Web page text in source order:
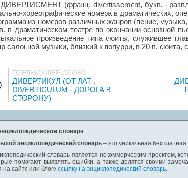
ДИВЕРТИСМЕНТ (франц. divertissement, букв. -
хореографические номера в драматических,
из номеров различных жанров (пение,
в драматическом театре по окончании основной
произведение типа сюиты, служившее
салонной музыки, близкий к попурри, в 20 в. сюита,
ПРЕДЫДУЩЕЕ СЛОВО
ДИВЕРТИКУЛ (ОТ ЛАТ .
DIVERTICULUM - ДОРОГА В
СТОРОНУ)
словаре
энциклопедический словарь – это уникальная
словарь является некоммерческим проектом,
помогают выявлять ошибки, а также делятся своими
на сайте или блоге ссылку на энциклопедический словарь.